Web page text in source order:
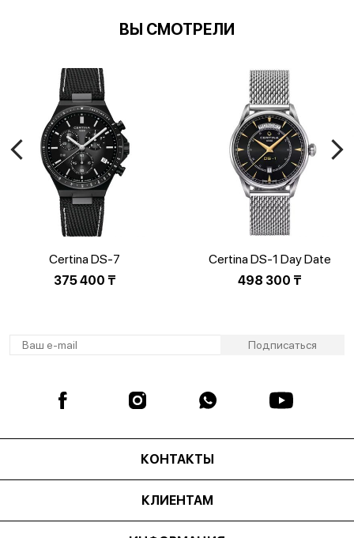
ВЫ СМОТРЕЛИ
Certina DS-7
C043.417.38.081.00
375 400 ₸
Certina DS-1 Day Date
C029.430.11.051.00
498 300 ₸
КОНТАКТЫ
КЛИЕНТАМ